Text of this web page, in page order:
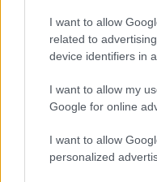
I want to allow
related to
device identifiers in
I want to allow my
Google for online
I want to allow
personalized